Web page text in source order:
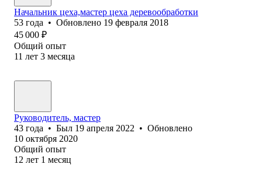
Начальник цеха,мастер цеха деревообработки
53 года • Обновлено 19 февраля 2018
45 000 ₽
Общий опыт
11 лет 3 месяца
Руководитель, мастер
43 года • Был 19 апреля 2022 • Обновлено
10 октября 2020
Общий опыт
12 лет 1 месяц